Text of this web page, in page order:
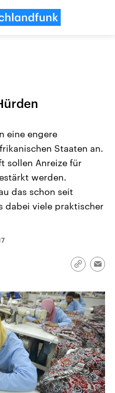
aus
USA
Aktuelle Beiträge,
Hintergründe
Wirtschaftlich und
gehören die Vereinigten
den mächtigsten Ländern
eine engere
Staaten an.
sollen Anreize für
werden.
das schon seit
dabei viele praktischer
Link